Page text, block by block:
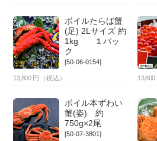
ボイルたらば蟹
(足) 2Lサイズ 約
1kg １パッ
ク
[50-06-0154]
13,800 円（税込） 13,800
ボイル本ずわい
蟹(姿) 約
750g×2尾
[50-07-3801]